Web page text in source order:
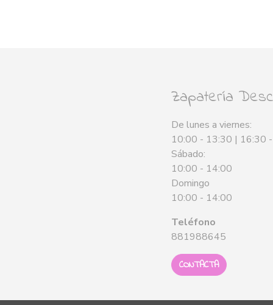
Zapatería
De lunes a viernes:
10:00 - 13:30 | 16:30
Sábado:
10:00 - 14:00
Domingo
10:00 - 14:00
Teléfono
881988645
CONTACTA